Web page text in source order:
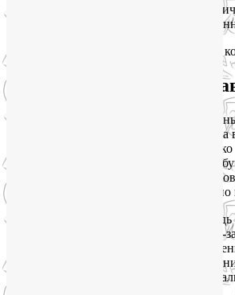
этого они смогут расслабиться
А вы сможете быстро уснуть при
Я такую Шавасану называю силовой и
Контрастная силовая
Имеется в виду контраст между
расслаблением. Чем большего
большей вероятностью вам удастся
лекарств. Неслучайно таким методам
которых способность высыпаться в
тревоги и опасности является
Это может показаться нелогичным.
напряжений в теле – этот как раз то, из-
можем уснуть. Зачем же делать
Однако именно максимальное
Шавасаны является залогом их